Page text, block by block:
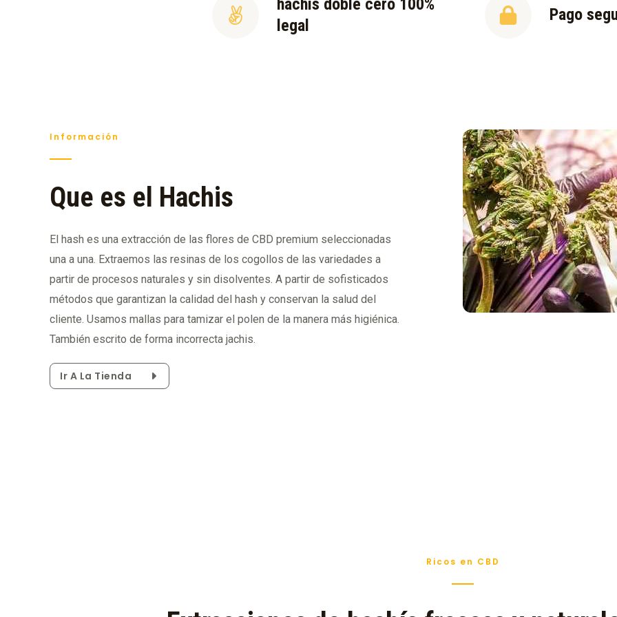
hachis doble cero 100%
legal
Pago
Información
Que es el Hachis
El hash es una extracción de las flores de CBD premium seleccionadas
una a una. Extraemos las resinas de los cogollos de las variedades a
partir de procesos naturales y sin disolventes. A partir de sofisticados
métodos que garantizan la calidad del hash y conservan la salud del
cliente. Usamos mallas para tamizar el polen de la manera más higiénica.
También escrito de forma incorrecta jachis.
Ir A La Tienda
Ricos en CBD